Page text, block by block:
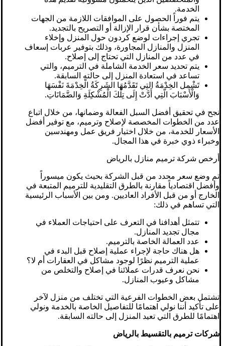
الخدمة.
يتم فوراً الحصول على الموافقات اللازمة من الجهات
المختصة بشأن قرار الإزالة أو التصريح بالتجديد.
تجري إجراءات لوضع كردون حول المنزل وإخلاء
المنزل والمنازل المجاورة، وذلك بتوفير عربات إسعاف
في عدد من المنازل التي تحتاج إلى إصلاح.
يتم تحديد سعر الخدمة الشاملة في الترميم، والتي
تساعد في استعادة المنزل إلى حالته السابقة.
تَشْمل الخِدْمَةُ التِي تَقَدَّمُهَا الشَرِكَةُ الْخِدْمَةَ نَفْسَهَا
وَالْأَسْبَابَ الَّتِي أَدَّتْ إِلَى تِلْكَ الْمُشْكِلَةِ وَالضَّمَانَاتِ.
نجح في تحقيق أفضل السبل الفعالة وضمانها، من خلال اتباع
عدد من الخطوات المخصصة لإصلاح وترميم، مع توفير أفضل
الأسعار للخدمة، من خلال اختيار فريق عمل ومهندسين
وخبراء ذوي خبرة في هذا المجال.
أرخص شركة ترميم منازل بالرياض
تم وضع سعر محدد من قبل الشركة بحيث يكون ميسوراً
وأفضل اقتصادياً مقارنة بالطرق التقليدية للترميم المتبعة في
الخارج أو من قبل الأفراد العاديين. ومن بين الأسباب الرئيسية
التي تساهم في ذلك:
تتمثل أهدافنا في التعرف على احتياجات العملاء في
مجال تجديد المنازل.
عدد العمالة الخاصة بالترميم.
هل هناك حاجة لإجراء عملية إصلاح قبل البدء في
عملية الترميم نظرًا لوجود مشاكل في العقارات أم لا؟
نحن نعرف قدرات عملائنا في إصلاح والتخلص من
مشاكل وعيوب المنازل.
تشتمل بعض الخطوات الفرعية التي تختلف من منزل لآخر
على تأكيد أننا نولي اهتمامًا للتفاصيل الخاصة بالخدمة ونولي
اهتمامًا للطرق التي تعيد المنزل إلى حالته السابقة.
شركات ترميم بالتقسيط بالرياض